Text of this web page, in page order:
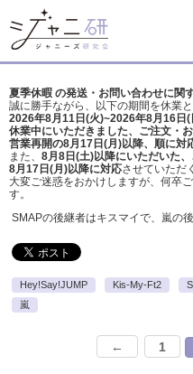
夏季休暇 の発送・お問い合わせに関
誠に勝手ながら、以下の期間を休業
2026年8月11日(火)~2026年8月16日(
休業中にいただきました、ご注文・
営業再開の8月17日(月)以降、順に対
また、 8月8日(土)以降にいただいた、
8月17日(月)以降に対応させていただ
大変ご迷惑をおかけしますが、 何卒
す。
SMAPの後継者はキスマイで、嵐の
Hey!Say!JUMP Kis-My-Ft2
嵐
← 1